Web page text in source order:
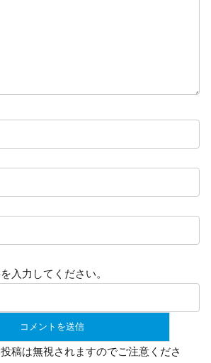
入力してください。
稿は無視されますのでご注意くださ